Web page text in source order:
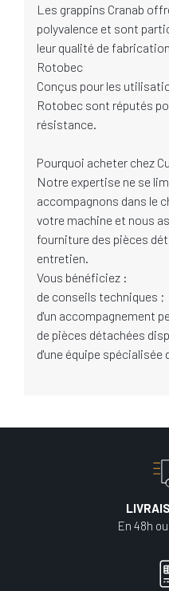
Les grappins Cranab
polyvalence et sont
leur qualité de
Rotobec
Conçus pour les
Rotobec sont réputés
résistance.
Pourquoi acheter chez
Notre expertise ne se
accompagnons dans le
votre machine et nous
fourniture des pièces
entretien.
Vous bénéficiez :
de conseils techniques ;
d'un accompagnement
de pièces détachées
d'une équipe
En 48h